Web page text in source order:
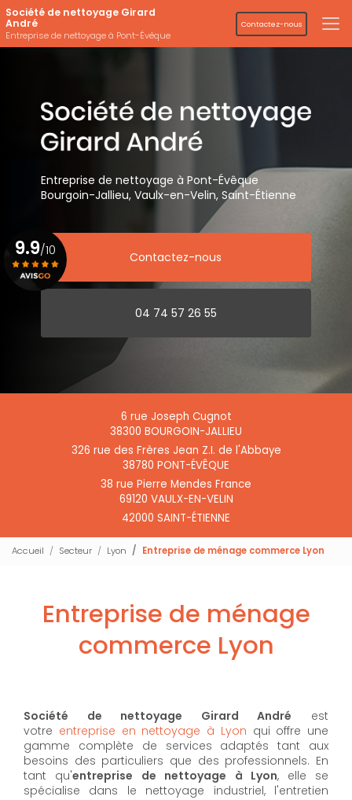
Aller
au
contenu
principal
Société de nettoyage Girard
André
Entreprise de nettoyage à Pont-Évêque
Contactez-nous
Entreprise de nettoyage à Pont-Évêque
Bourgoin-Jallieu, Vaulx-en-Velin, Saint-Étienne
Contactez-nous
04 74 57 26 55
6 rue Joseph Cugnot
38300 BOURGOIN-JALLIEU
326 rue des Frères Jean Z.I. de l'Abbaye
38780 PONT-ÉVÊQUE
38 rue Pierre Mendes France
69120 VAULX-EN-VELIN
42000 SAINT-ÉTIENNE
9.9/10
Accueil Secteur Lyon Entreprise de ménage commerce Lyon
Entreprise de ménage
commerce Lyon
Société de nettoyage Girard André est
votre entreprise en nettoyage à Lyon qui offre une
gamme complète de services adaptés tant aux
besoins des particuliers que des professionnels. En
tant qu'entreprise de nettoyage à Lyon, elle se
spécialise dans le nettoyage industriel, l'entretien